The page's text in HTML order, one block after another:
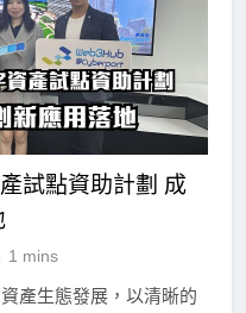
試點資助計劃 成
1 mins
產生態發展，以清晰的